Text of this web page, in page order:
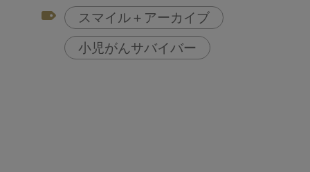
スマイル＋アーカイブ
小児がんサバイバー